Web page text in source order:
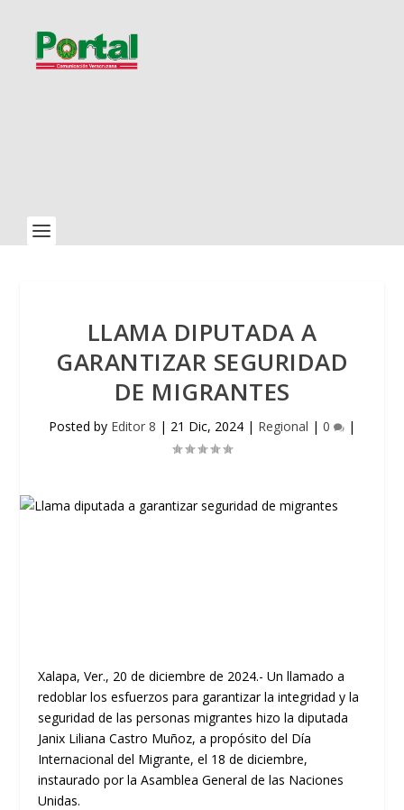
LLAMA DIPUTADA A
GARANTIZAR SEGURIDAD
DE MIGRANTES
Posted by Editor 8 | 21 Dic, 2024 | Regional | 0 |
Xalapa, Ver., 20 de diciembre de 2024.- Un llamado a
redoblar los esfuerzos para garantizar la integridad y la
seguridad de las personas migrantes hizo la diputada
Janix Liliana Castro Muñoz, a propósito del Día
Internacional del Migrante, el 18 de diciembre,
instaurado por la Asamblea General de las Naciones
Unidas.